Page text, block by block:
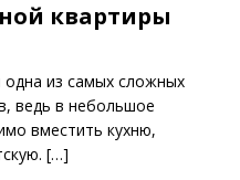
квартиры
из самых сложных
ведь в небольшое
вместить кухню,
[…]